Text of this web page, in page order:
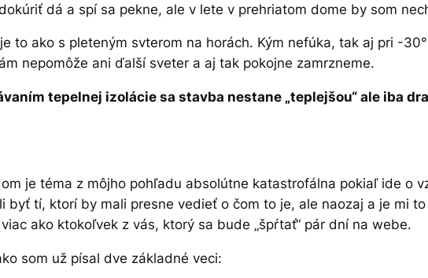
dá a spí sa pekne, ale v lete v prehriatom dome by som
to ako s pleteným svterom na horách. Kým nefúka, tak aj pri -
nepomôže ani ďalší sveter a aj tak pokojne zamrzneme.
tepelnej izolácie sa stavba nestane „teplejšou“ ale iba
je téma z môjho pohľadu absolútne katastrofálna pokiaľ ide o
byť tí, ktorí by mali presne vedieť o čom to je, ale naozaj a je mi
ako ktokoľvek z vás, ktorý sa bude „špŕtať“ pár dní na webe.
som už písal dve základné veci: